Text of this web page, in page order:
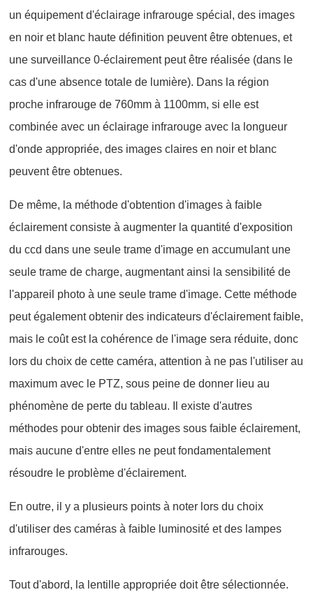
un équipement d'éclairage infrarouge spécial, des images
en noir et blanc haute définition peuvent être obtenues, et
une surveillance 0-éclairement peut être réalisée (dans le
cas d'une absence totale de lumière). Dans la région
proche infrarouge de 760mm à 1100mm, si elle est
combinée avec un éclairage infrarouge avec la longueur
d'onde appropriée, des images claires en noir et blanc
peuvent être obtenues.
De même, la méthode d'obtention d'images à faible
éclairement consiste à augmenter la quantité d'exposition
du ccd dans une seule trame d'image en accumulant une
seule trame de charge, augmentant ainsi la sensibilité de
l'appareil photo à une seule trame d'image. Cette méthode
peut également obtenir des indicateurs d'éclairement faible,
mais le coût est la cohérence de l'image sera réduite, donc
lors du choix de cette caméra, attention à ne pas l'utiliser au
maximum avec le PTZ, sous peine de donner lieu au
phénomène de perte du tableau. Il existe d'autres
méthodes pour obtenir des images sous faible éclairement,
mais aucune d'entre elles ne peut fondamentalement
résoudre le problème d'éclairement.
En outre, il y a plusieurs points à noter lors du choix
d'utiliser des caméras à faible luminosité et des lampes
infrarouges.
Tout d'abord, la lentille appropriée doit être sélectionnée.